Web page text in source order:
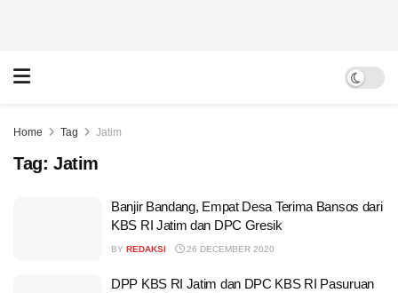
Home Tag Jatim
Tag: Jatim
Banjir Bandang, Empat Desa Terima Bansos dari
KBS RI Jatim dan DPC Gresik
BY REDAKSI 26 DECEMBER 2020
DPP KBS RI Jatim dan DPC KBS RI Pasuruan